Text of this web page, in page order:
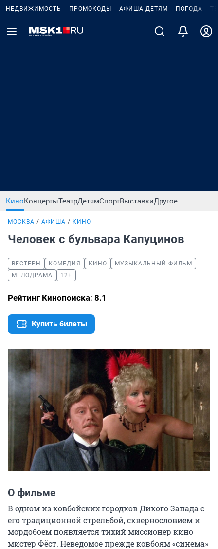
НЕДВИЖИМОСТЬ ПРОМОКОДЫ АФИША ДЕТЯМ ПОГОДА
КиноКонцертыТеатрДетямСпортВыставкиДругое
МОСКВА АФИША КИНО
Человек с бульвара Капуцинов
ВЕСТЕРН КОМЕДИЯ КИНО
МУЗЫКАЛЬНЫЙ ФИЛЬМ
МЕЛОДРАМА
12+
Рейтинг Кинопоиска: 8.1
Купить билеты
О фильме
В одном из ковбойских городков Дикого Запада с
его традиционной стрельбой, сквернословием и
мордобоем появляется тихий миссионер кино
мистер Фёст. Неведомое прежде ковбоям «синема»